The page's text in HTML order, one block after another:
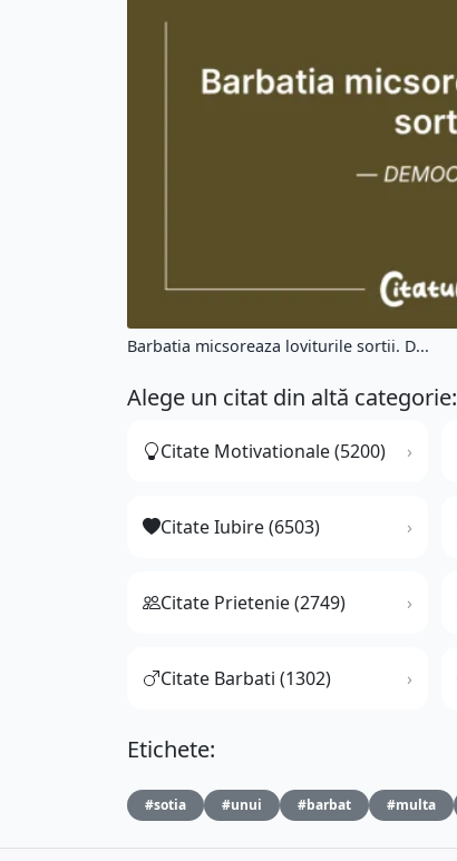
Barbatia micsoreaza loviturile sortii. D...
Alege un citat din altă categorie:
Citate Motivationale (5200)
Citate Iubire (6503)
Citate Prietenie (2749)
Citate Barbati (1302)
Etichete:
#sotia #unui #barbat #multa